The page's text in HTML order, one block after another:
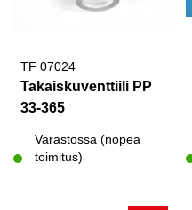
TF 07024
Takaiskuventtiili PP
33-365
Varastossa (nopea
toimitus)